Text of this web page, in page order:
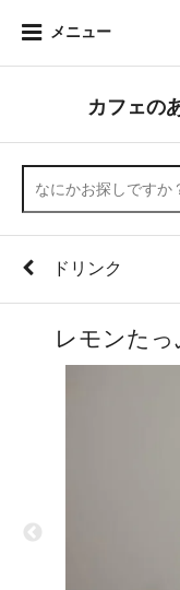
メニュー
カフェの
ドリンク
レモンた